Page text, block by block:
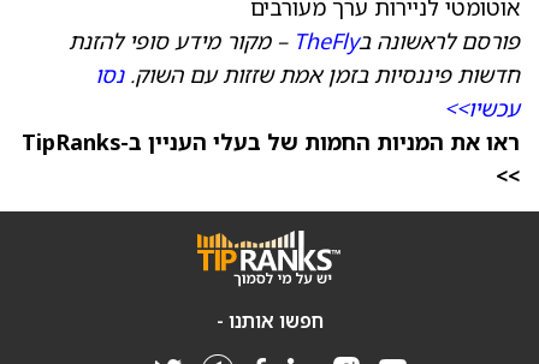
אוטומטי לניירות ערך מעורבים
פורסם לראשונה בTheFly – מקור מידע סופי להזנת
חדשות פיננסיות בזמן אמת שזזות עם השוק.נסו
עכשיו>>
ראו את המניות החמות של בעלי העניין ב-TipRanks
>>
חפשו אותנו -